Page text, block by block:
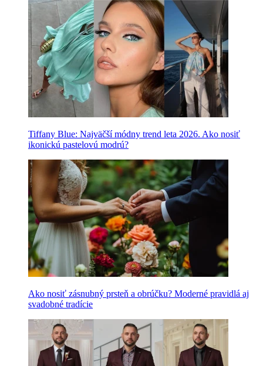
Tiffany Blue: Najväčší módny trend leta 2026. Ako nosiť
ikonickú pastelovú modrú?
Ako nosiť zásnubný prsteň a obrúčku? Moderné pravidlá aj
svadobné tradície